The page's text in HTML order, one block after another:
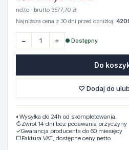
netto · brutto 3577,70 zł
Najniższa cena z 30 dni przed obniżką:
− + ● Dostępny
Do
♡ Dodaj do
◐ Wysyłka do 24h od skompletowania.
↻Zwrot 14 dni bez podawania przyczyny
✓Gwarancja producenta do 60 miesięcy
▢Faktura VAT, dostępne ceny netto